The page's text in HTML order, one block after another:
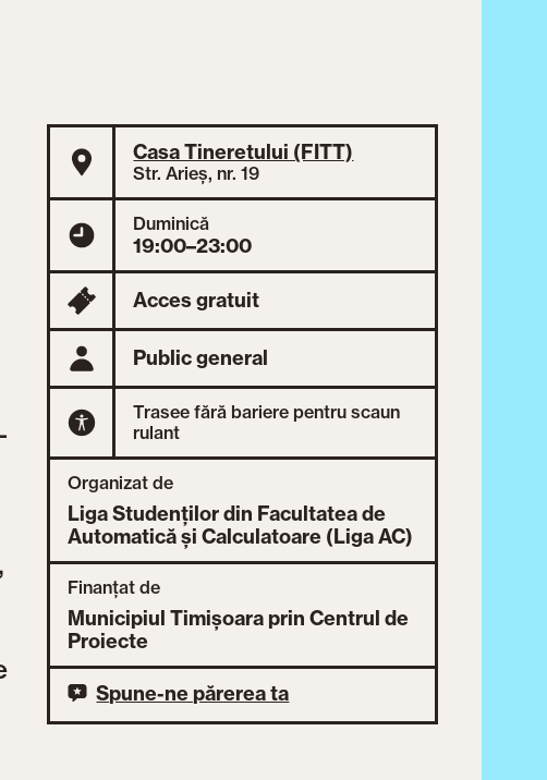
Casa Tineretului (FITT)
Str. Arieș, nr. 19
Duminică
19:00–23:00
Acces gratuit
Public general
Trasee fără bariere pentru scaun
rulant
Organizat de
Liga Studenților din Facultatea de
Automatică și Calculatoare (Liga AC)
Finanțat de
Municipiul Timișoara prin Centrul de
Proiecte
Spune-ne părerea ta